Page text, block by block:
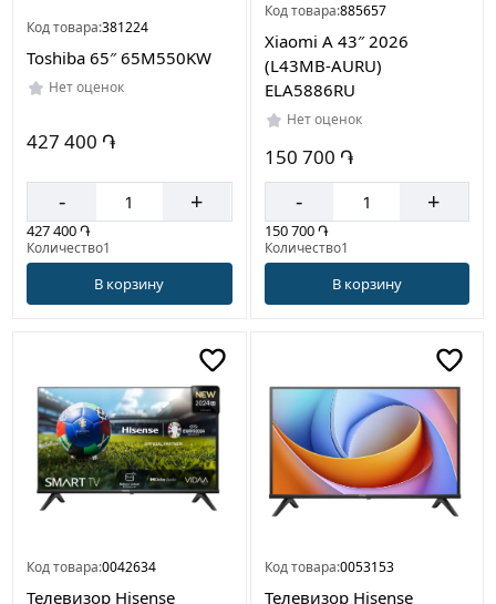
Код товара:381224
Toshiba 65″ 65M550KW
Нет оценок
427 400 ֏
- +
427 400 ֏
Количество1
В корзину
Код товара:885657
Xiaomi A 43″ 2026
(L43MB-AURU)
ELA5886RU
Нет оценок
150 700 ֏
- +
150 700 ֏
Количество1
В корзину
Код товара:0042634
Телевизор Hisense
Код товара:0053153
Телевизор Hisense